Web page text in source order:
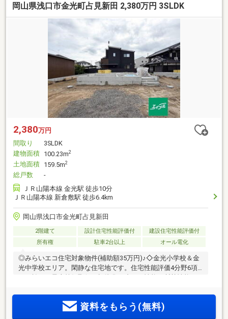
岡山県浅口市金光町占見新田 2,380万円 3SLDK
2,380万円
間取り
3SLDK
建物面積 100.23m2
土地面積 159.5m2
総戸数
-
ＪＲ山陽本線 金光駅 徒歩10分
ＪＲ山陽本線 新倉敷駅 徒歩6.4km
岡山県浅口市金光町占見新田
2階建て 設計住宅性能評価付
建設住宅性能評価付
所有権
駐車2台以上 オール電化
◎みらいエコ住宅対象物件(補助額35万円)♪◇金光小学校＆金
光中学校エリア。閑静な住宅地です。住宅性能評価4分野6項
(分譲住宅シェアNo.1の飯田グループH)お引渡しから6ヶ月・2
年・5年・10年後、計4回の無料定期点検。長期保証システム
資料をもらう(無料)